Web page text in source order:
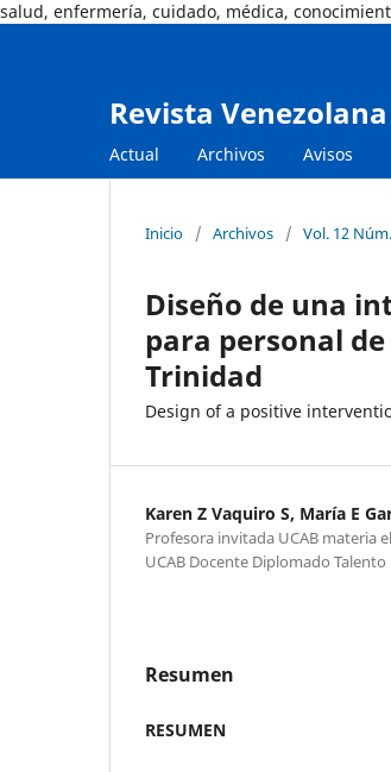
salud, enfermería, cuidado, médica,
Revista
Actual Archivos Avisos
Inicio / Archivos / Vol. 12
Diseño de una
para personal
Trinidad
Design of a positive
Karen Z Vaquiro S, María E
Profesora invitada UCAB materia
UCAB Docente Diplomado
Resumen
RESUMEN